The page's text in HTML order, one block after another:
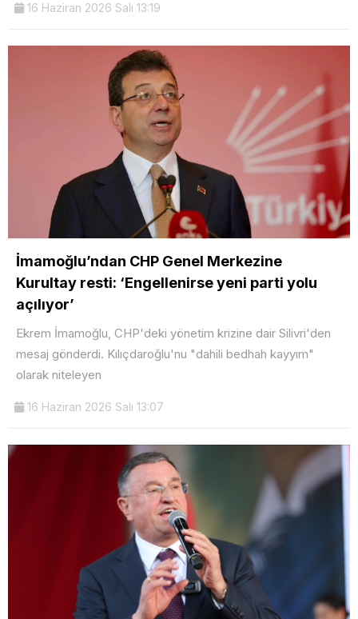
16 Haziran 2026 Salı 13:19
İmamoğlu’ndan CHP Genel Merkezine
Kurultay resti: ‘Engellenirse yeni parti yolu
açılıyor’
Ekrem İmamoğlu, CHP'deki yönetim krizine dair Silivri'den
mesaj gönderdi. Kılıçdaroğlu'nu "dahili bedhah kayyım"
olarak niteleyen
16 Haziran 2026 Salı 13:07